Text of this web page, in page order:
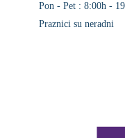
Pon - Pet : 8:00h -
Praznici su neradni